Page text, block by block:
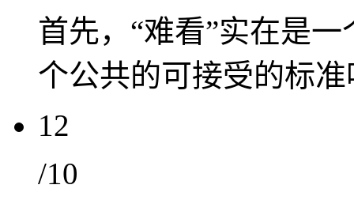
首先，“难看”实在是
个公共的可接受的标
12
/10